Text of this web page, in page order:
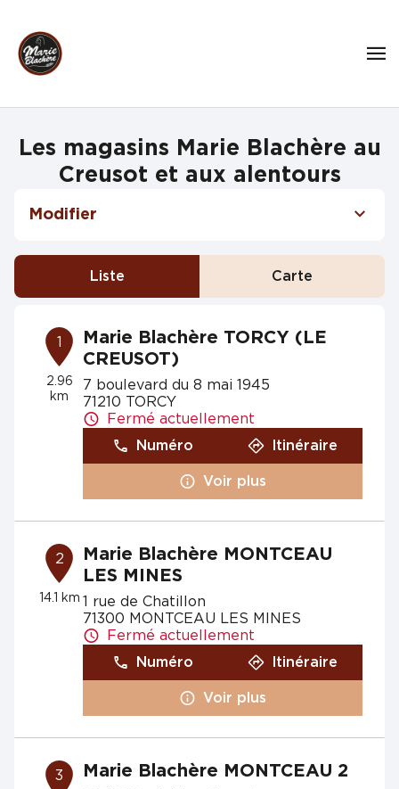
Les magasins Marie Blachère au
Creusot et aux alentours
Modifier
Liste Carte
1
2.96
km
Marie Blachère TORCY (LE
CREUSOT)
7 boulevard du 8 mai 1945
71210 TORCY
Fermé actuellement
Numéro
Itinéraire
Voir plus
2
14.1 km
Marie Blachère MONTCEAU
LES MINES
1 rue de Chatillon
71300 MONTCEAU LES MINES
Fermé actuellement
Numéro
Itinéraire
Voir plus
3 Marie Blachère MONTCEAU 2